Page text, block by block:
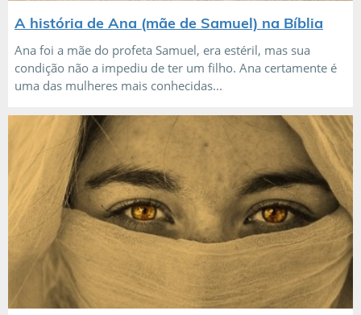
A história de Ana (mãe de Samuel) na Bíblia
Ana foi a mãe do profeta Samuel, era estéril, mas sua
condição não a impediu de ter um filho. Ana certamente é
uma das mulheres mais conhecidas...